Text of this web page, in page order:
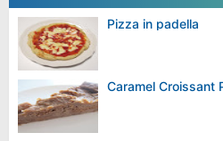
Pizza in padella
Caramel Croissant